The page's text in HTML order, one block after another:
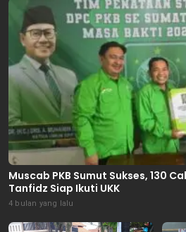
Muscab PKB Sumut Sukses, 130
Tanfidz Siap Ikuti UKK
4 bulan yang lalu